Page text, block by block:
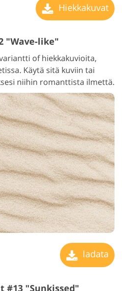
Hiekkakuvat
"Wave-like"
of hiekkakuvioita,
Käytä sitä kuviin tai
niihin romanttista ilmettä.
ladata
#13 "Sunkissed"